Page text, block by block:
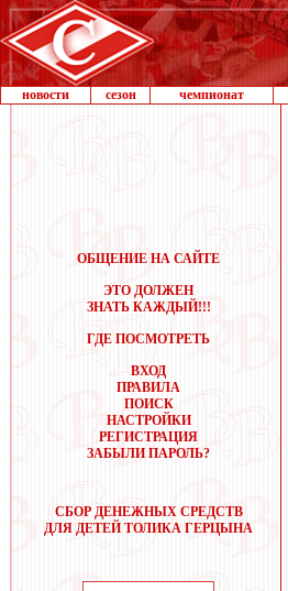
новости сезон чемпионат
ОБЩЕНИЕ НА САЙТЕ
ЭТО ДОЛЖЕН
ЗНАТЬ КАЖДЫЙ!!!
ГДЕ ПОСМОТРЕТЬ
ВХОД
ПРАВИЛА
ПОИСК
НАСТРОЙКИ
РЕГИСТРАЦИЯ
ЗАБЫЛИ ПАРОЛЬ?
СБОР ДЕНЕЖНЫХ СРЕДСТВ
ДЛЯ ДЕТЕЙ ТОЛИКА ГЕРЦЫНА